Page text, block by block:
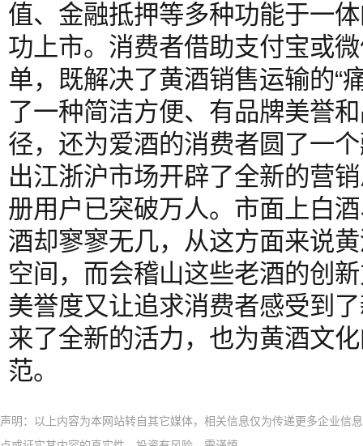
值、金融抵押等多种功能于一
功上市。消费者借助支付宝或
单，既解决了黄酒销售运输的“
了一种简洁方便、有品牌美誉
径，还为爱酒的消费者圆了一
出江浙沪市场开辟了全新的营
册用户已突破万人。市面上白
酒却寥寥无几，从这方面来说
空间，而会稽山这些老酒的创
美誉度又让追求消费者感受到
来了全新的活力，也为黄酒文
范。
声明：以上内容为本网站转自其它媒体，相关信息仅为传递更多企业信